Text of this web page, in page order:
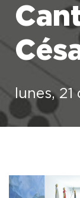
lunes,